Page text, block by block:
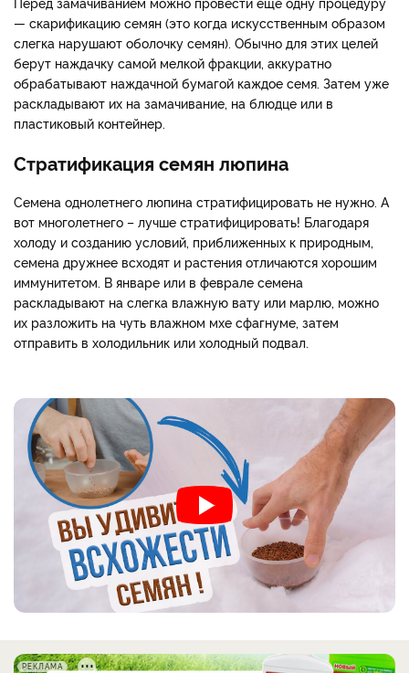
— скарификацию семян (это когда искусственным образом
слегка нарушают оболочку семян). Обычно для этих целей
берут наждачку самой мелкой фракции, аккуратно
обрабатывают наждачной бумагой каждое семя. Затем уже
раскладывают их на замачивание, на блюдце или в
пластиковый контейнер.
Стратификация семян люпина
Семена однолетнего люпина стратифицировать не нужно. А
вот многолетнего – лучше стратифицировать! Благодаря
холоду и созданию условий, приближенных к природным,
семена дружнее всходят и растения отличаются хорошим
иммунитетом. В январе или в феврале семена
раскладывают на слегка влажную вату или марлю, можно
их разложить на чуть влажном мхе сфагнуме, затем
отправить в холодильник или холодный подвал.
РЕКЛАМА